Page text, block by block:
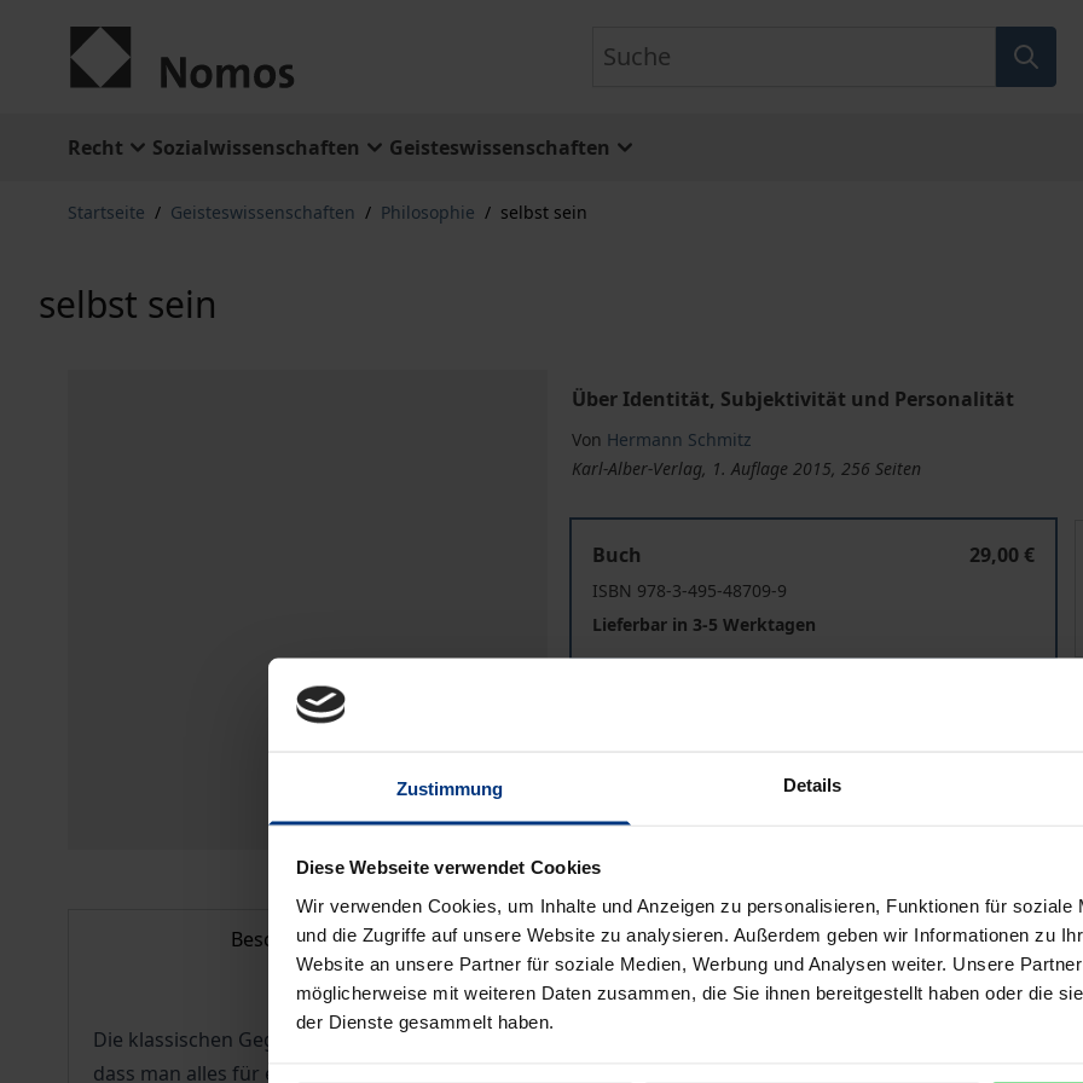
Zustimmung Details
Diese Webseite verwendet Cookies
Wir verwenden Cookies, um Inhalte und Anzeigen zu personalisieren, Funktionen für soziale
und die Zugriffe auf unsere Website zu analysieren. Außerdem geben wir Informationen zu
Website an unsere Partner für soziale Medien, Werbung und Analysen weiter. Unsere
möglicherweise mit weiteren Daten zusammen, die Sie ihnen bereitgestellt haben oder die
der Dienste gesammelt haben.
Recht Sozialwissenschaften Geisteswissenschaften
Startseite / Geisteswissenschaften / Philosophie / selbst sein
selbst sein
Über Identität, Subjektivität und Personalität
Von Hermann Schmitz
Karl-Alber-Verlag, 1. Auflage 2015, 256 Seiten
Buch
29,00 €
ISBN 978-3-495-48709-9
Lieferbar in 3-5 Werktagen
Preisangaben inkl. MwSt. Abhängig von der Lieferadresse
In den Warenkorb
Hinweise zu Versandkosten
Beschreibung Bibliografische Angaben
Die klassischen Gegenüberstellungen in der Philosophie gleichen oft dem Verschieben von Figuren im
dass man alles für einzeln und Identität mit etwas für selbstverständlich hält. Es versteht sich aber nicht